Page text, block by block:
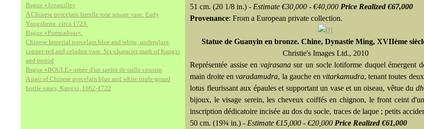
Bague «Jonquille»
A Chinese porcelain famille rose square vase. Early
Yongzheng, circa 1723.
Bague «Pompadour».
Chinese Imperial porcelain blue and white, underglaze
copper-red and celadon vase. Six-character mark of Kangxi
and period
Bague «BOULE» ornée d'un saphir de taille coussin
A pair of Chinese porcelain blue and white triple-gourd
bottle vases, Kangxi, 1662-1722
51 cm. (20 1/8 in.) - Estimate €30,000 - €40,000 Price Realized €67,000
Provenance: From a European private collection.
Statue de Guanyin en bronze. Chine, Dynastie Ming, XVIIème
Christie's Images Ltd., 2010
Représentée assise en vajrasanasur un socle lotiforme duquel émergent
main droite envaradamudra, la gauche envitarkamudra, tenant toutes
lotus fleurissant aux épaules et supportant un vase et un oiseau, vêtue du
bijoux, le visage serein, les cheveux coiffés en chignon, le front ceint
inscription dédicatoire incisée au dos du socle, traces de laque ; petits
50 cm. (19¾ in.) - Estimate €15,000 - €20,000 Price Realized €61,000